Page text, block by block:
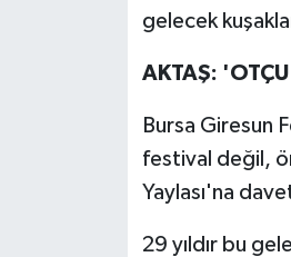
gelecek
AKTAŞ: 'OTÇU
Bursa Giresun
festival değil,
Yaylası'na
29 yıldır bu